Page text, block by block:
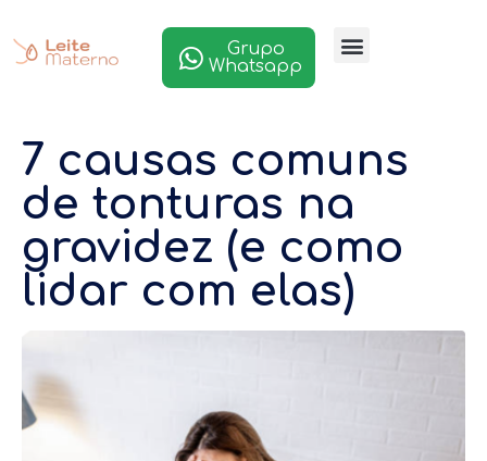
Grupo
Whatsapp
7 causas comuns
de tonturas na
gravidez (e como
lidar com elas)